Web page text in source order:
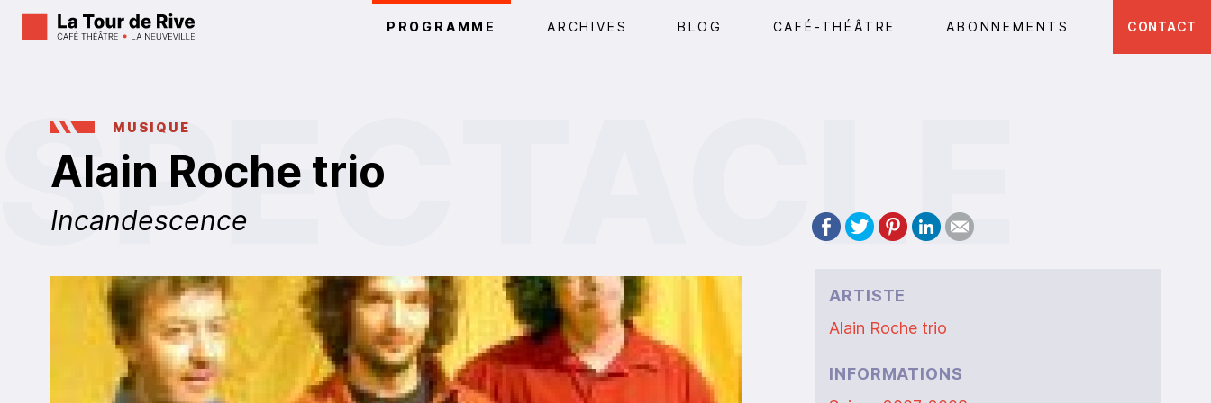
PROGRAMME ARCHIVES BLOG CAFÉ-THÉÂTRE ABONNEMENTS CONTACT
MUSIQUE
Alain Roche trio
Incandescence
ARTISTE
Alain Roche trio
INFORMATIONS